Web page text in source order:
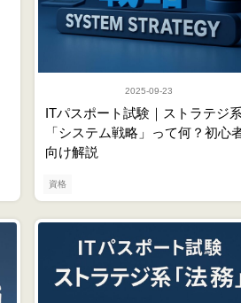
資格
2025-09-23
ITパスポート試験｜ストラテジ
「システム戦略」って何？初心
向け解説